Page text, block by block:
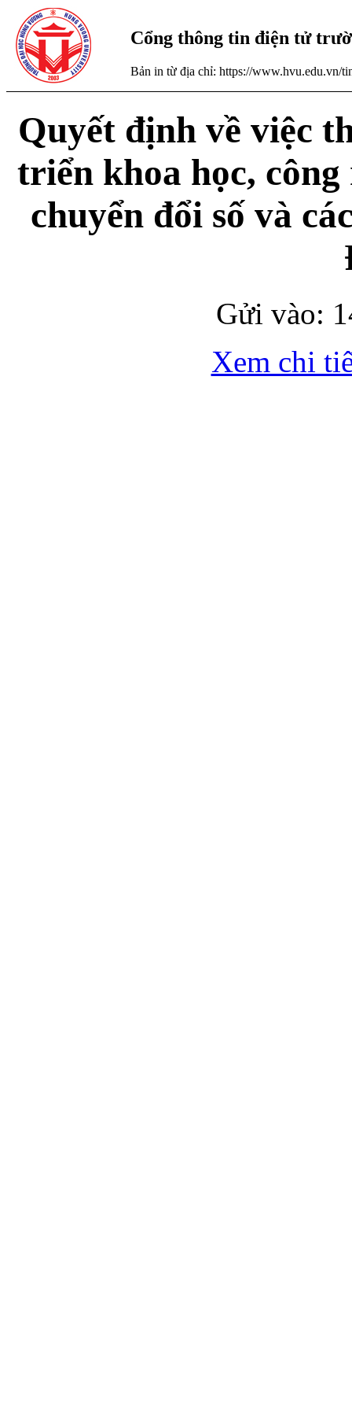
Cổng thông tin điện tử
Bản in từ địa chỉ: https://www.hvu.edu.vn/
Quyết định về việc
triển khoa học,
chuyển đổi số và
Gửi vào:
Xem chi